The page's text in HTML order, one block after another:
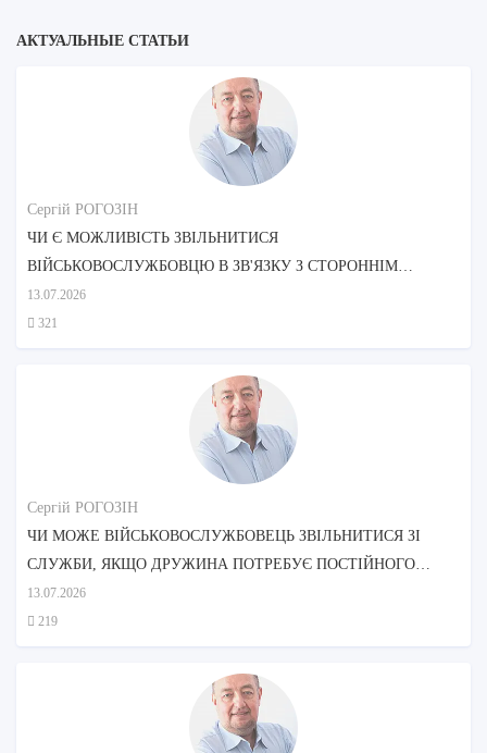
АКТУАЛЬНЫЕ СТАТЬИ
Сергій РОГОЗІН
ЧИ Є МОЖЛИВІСТЬ ЗВІЛЬНИТИСЯ
ВІЙСЬКОВОСЛУЖБОВЦЮ В ЗВ'ЯЗКУ З СТОРОННІМ
ДОГЛЯДОМ МАТЕРІ?
13.07.2026
321
Сергій РОГОЗІН
ЧИ МОЖЕ ВІЙСЬКОВОСЛУЖБОВЕЦЬ ЗВІЛЬНИТИСЯ ЗІ
СЛУЖБИ, ЯКЩО ДРУЖИНА ПОТРЕБУЄ ПОСТІЙНОГО
ДОГЛЯДУ?
13.07.2026
219